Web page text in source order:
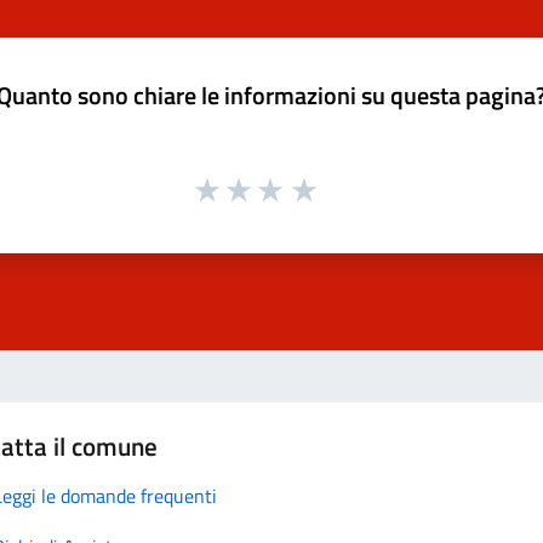
sono chiare le informazioni su questa
il comune
le domande frequenti